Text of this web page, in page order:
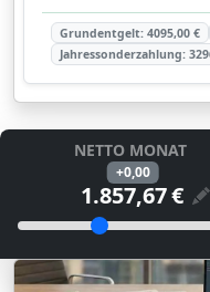
Grundentgelt: 4095,00€
Jahressonderzahlung:
NETTO MONAT
+0,00
€
Hier das
Slider Netto Monate
Ziehen Sie den
Einstellungen